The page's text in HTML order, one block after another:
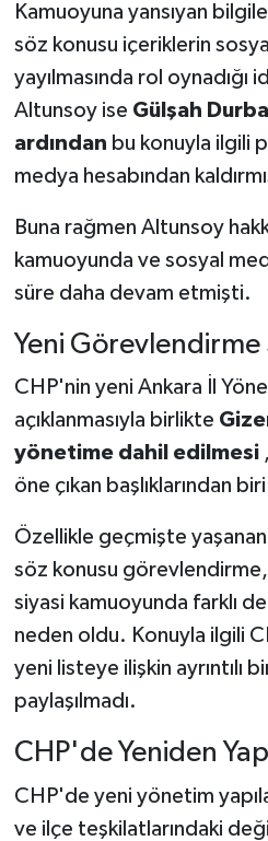
Kamuoyuna yansıyan
söz konusu içeriklerin
yayılmasında rol oynadığı
Altunsoy ise Gülşah
ardından bu konuyla ilgili
medya hesabından
Buna rağmen Altunsoy
kamuoyunda ve sosyal
süre daha devam etmişti.
Yeni Görevlendirme
CHP'nin yeni Ankara İl
açıklanmasıyla birlikte
yönetime dahil edilmesi
öne çıkan başlıklarından
Özellikle geçmişte
söz konusu
siyasi kamuoyunda farklı
neden oldu. Konuyla ilgili
yeni listeye ilişkin ayrıntılı
paylaşılmadı.
CHP'de Yeniden
CHP'de yeni yönetim
ve ilçe teşkilatlarındaki